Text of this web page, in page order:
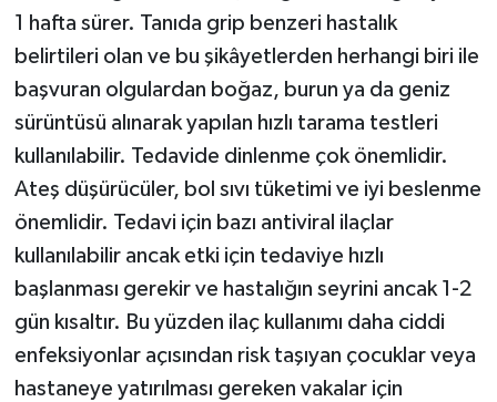
1 hafta sürer. Tanıda grip benzeri hastalık
belirtileri olan ve bu şikâyetlerden herhangi biri ile
başvuran olgulardan boğaz, burun ya da geniz
sürüntüsü alınarak yapılan hızlı tarama testleri
kullanılabilir. Tedavide dinlenme çok önemlidir.
Ateş düşürücüler, bol sıvı tüketimi ve iyi beslenme
önemlidir. Tedavi için bazı antiviral ilaçlar
kullanılabilir ancak etki için tedaviye hızlı
başlanması gerekir ve hastalığın seyrini ancak 1-2
gün kısaltır. Bu yüzden ilaç kullanımı daha ciddi
enfeksiyonlar açısından risk taşıyan çocuklar veya
hastaneye yatırılması gereken vakalar için